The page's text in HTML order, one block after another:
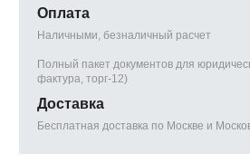
Оплата
Наличными, безналичный расчет
Полный пакет документов для
фактура, торг-12)
Доставка
Бесплатная доставка по Москве и